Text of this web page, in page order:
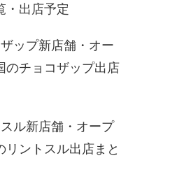
・出店予定
ップ新店舗・オー
のチョコザップ出店
ル新店舗・オープ
リントスル出店まと